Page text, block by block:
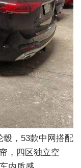
毂，53款中网搭配
，四区独立空